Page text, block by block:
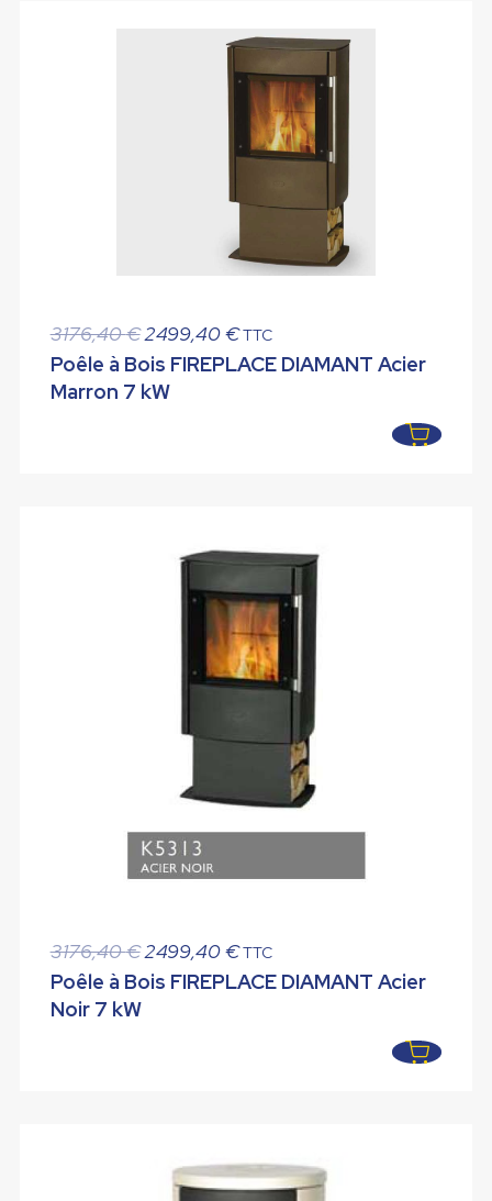
3176,40€ Le
prix
initial
2499,40€Le
prix
TTC
Poêle à Bois FIREPLACE DIAMANT Acier
Marron 7 kW
3176,40€ Le
prix
2499,40€Le
prix
TTC
Poêle à Bois FIREPLACE DIAMANT Acier
Noir 7 kW